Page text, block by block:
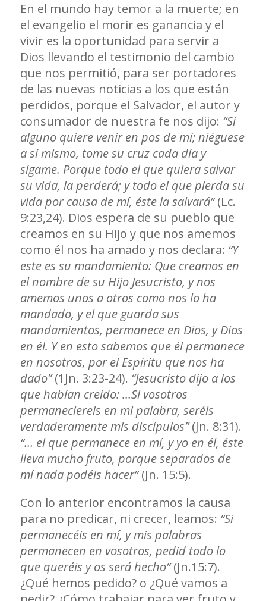
En el mundo hay temor a la muerte; en
el evangelio el morir es ganancia y el
vivir es la oportunidad para servir a
Dios llevando el testimonio del cambio
que nos permitió, para ser portadores
de las nuevas noticias a los que están
perdidos, porque el Salvador, el autor y
consumador de nuestra fe nos dijo: “Si
alguno quiere venir en pos de mí; niéguese
a sí mismo, tome su cruz cada día y
sígame. Porque todo el que quiera salvar
su vida, la perderá; y todo el que pierda su
vida por causa de mí, éste la salvará”(Lc.
9:23,24). Dios espera de su pueblo que
creamos en su Hijo y que nos amemos
como él nos ha amado y nos declara: “Y
este es su mandamiento: Que creamos en
el nombre de su Hijo Jesucristo, y nos
amemos unos a otros como nos lo ha
mandado, y el que guarda sus
mandamientos, permanece en Dios, y Dios
en él. Y en esto sabemos que él permanece
en nosotros, por el Espíritu que nos ha
dado”(1Jn. 3:23-24). “Jesucristo dijo a los
que habían creído: …Si vosotros
permaneciereis en mi palabra, seréis
verdaderamente mis discípulos”(Jn. 8:31).
“… el que permanece en mí, y yo en él, éste
lleva mucho fruto, porque separados de
mí nada podéis hacer”(Jn. 15:5).
Con lo anterior encontramos la causa
para no predicar, ni crecer, leamos: “Si
permanecéis en mí, y mis palabras
permanecen en vosotros, pedid todo lo
que queréis y os será hecho”(Jn.15:7).
¿Qué hemos pedido? o ¿Qué vamos a